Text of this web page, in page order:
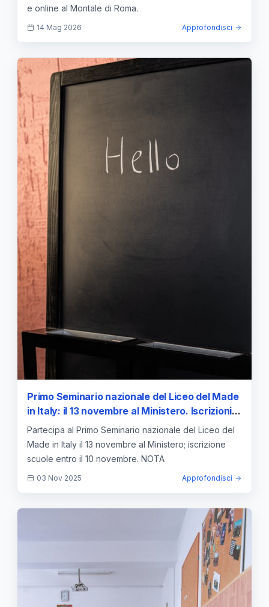
e online al Montale di Roma.
14 Mag 2026 Approfondisci
Primo Seminario nazionale del Liceo del Made
in Italy: il 13 novembre al Ministero. Iscrizioni
scuole entro il 10. NOTA — approfondimento e
guida
Partecipa al Primo Seminario nazionale del Liceo del
Made in Italy il 13 novembre al Ministero; iscrizione
scuole entro il 10 novembre. NOTA
03 Nov 2025 Approfondisci